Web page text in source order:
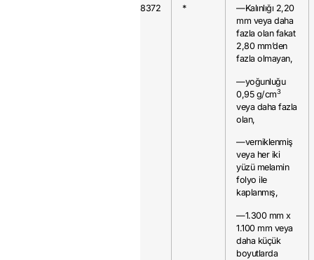
0.8372 *
—Kalınlığı 2,20
mm veya daha
fazla olan fakat
2,80 mm’den
fazla olmayan,
—yoğunluğu
0,95 g/cm3
veya daha fazla
olan,
—verniklenmiş
veya her iki
yüzü melamin
folyo ile
kaplanmış,
—1.300 mm x
1.100 mm veya
daha küçük
boyutlarda